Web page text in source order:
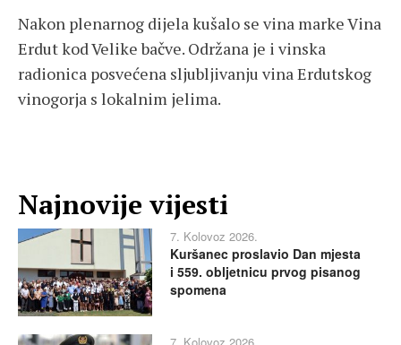
Nakon plenarnog dijela kušalo se vina marke Vina
Erdut kod Velike bačve. Održana je i vinska
radionica posvećena sljubljivanju vina Erdutskog
vinogorja s lokalnim jelima.
Najnovije vijesti
7. Kolovoz 2026.
Kuršanec proslavio Dan mjesta
i 559. obljetnicu prvog pisanog
spomena